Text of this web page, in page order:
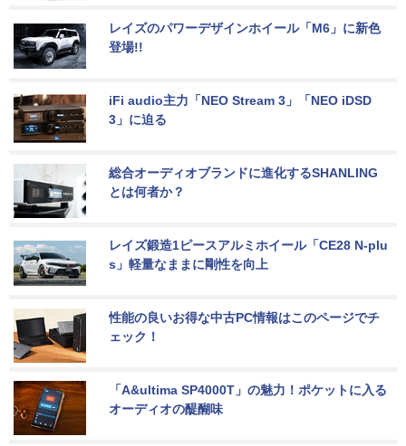
レイズのパワーデザインホイール「M6」に新色
登場!!
iFi audio主力「NEO Stream 3」「NEO iDSD
3」に迫る
総合オーディオブランドに進化するSHANLING
とは何者か？
レイズ鍛造1ピースアルミホイール「CE28 N-plu
s」軽量なままに剛性を向上
性能の良いお得な中古PC情報はこのページでチ
ェック！
「A&ultima SP4000T」の魅力！ポケットに入る
オーディオの醍醐味